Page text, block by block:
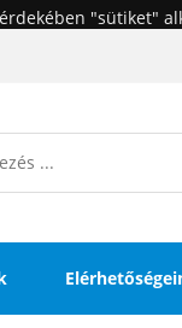
"sütiket"